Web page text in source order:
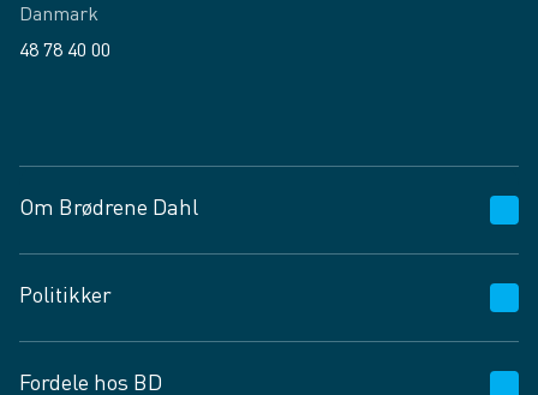
Danmark
48 78 40 00
Om Brødrene Dahl
Vagttelefon 30 10 89 89
Spørgsmål og svar
Job og karriere
Politikker
Fordele hos BD